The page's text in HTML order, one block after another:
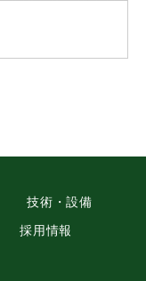
技術・設備
採用情報